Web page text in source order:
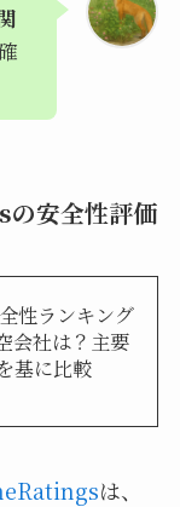
安全性評価
性ランキング
会社は？主要
基に比較
は、